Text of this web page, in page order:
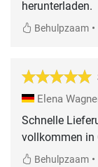
herunterladen.
Behulpzaam •
Elena
Schnelle
vollkommen in
Behulpzaam •